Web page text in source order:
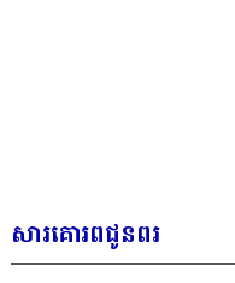
សារគោរពជូនពរ